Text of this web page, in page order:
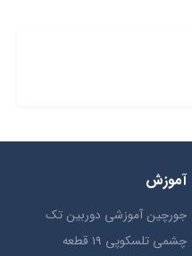
آموزش
جورچین آموزشی دوربین تک
چشمی تلسکوپی 19 قطعه